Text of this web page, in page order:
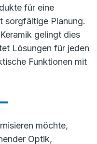
für eine
sorgfältige Planung.
gelingt dies
Lösungen für jeden
Funktionen mit
möchte,
Optik,